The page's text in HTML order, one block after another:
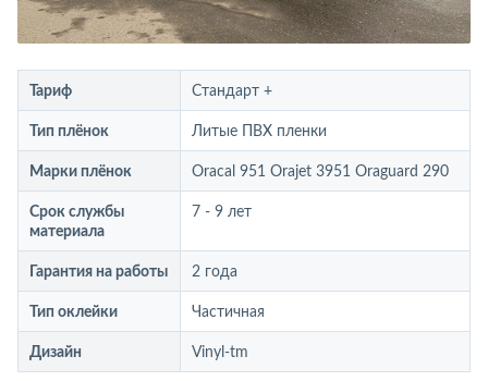
Тариф Стандарт +
Тип плёнок Литые ПВХ пленки
Марки плёнок Oracal 951 Orajet 3951 Oraguard 290
Срок службы
материала
7 - 9 лет
Гарантия на работы 2 года
Тип оклейки Частичная
Дизайн Vinyl-tm